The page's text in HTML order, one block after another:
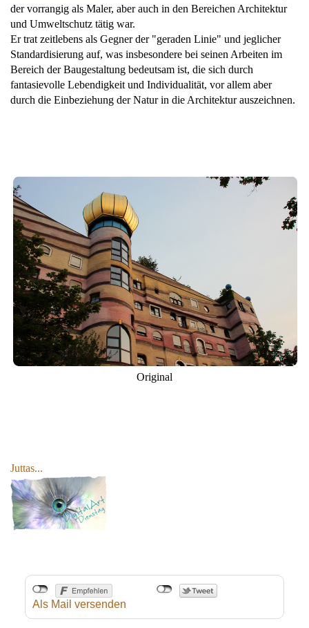
der vorrangig als Maler, aber auch in den Bereichen Architektur
und Umweltschutz tätig war.
Er trat zeitlebens als Gegner der "geraden Linie" und jeglicher
Standardisierung auf, was insbesondere bei seinen Arbeiten im
Bereich der Baugestaltung bedeutsam ist, die sich durch
fantasievolle Lebendigkeit und Individualität, vor allem aber
durch die Einbeziehung der Natur in die Architektur auszeichnen.
Original
Juttas...
Als Mail versenden